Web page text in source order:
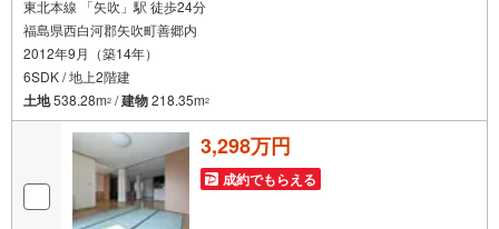
東北本線 「矢吹」駅 徒歩24分
福島県西白河郡矢吹町善郷内
2012年9月（築14年）
6SDK / 地上2階建
土地538.28m2 /建物218.35m2
3,298万円
成約でもらえる